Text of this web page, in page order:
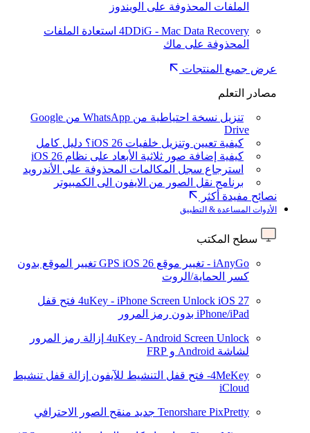
الملفات المحذوفة على الويندوز
4DDiG - Mac Data Recovery استعادة الملفات
المحذوفة على ماك
عرض جميع المنتجات
مصادر التعلم
تنزيل نسخة احتياطية من WhatsApp من Google
Drive
كيفية تعيين وتنزيل خلفيات iOS 26؟ دليل كامل
كيفية إضافة صور ثلاثية الأبعاد على نظام iOS 26
استرجاع سجل المكالمات المحذوفة على الأندرويد
برنامج نقل الصور من الايفون الى الكمبيوتر
نصائح مفيدة أكثر
الأدوات المساعدة & التطبيق
سطح المكتب
iAnyGo - تغيير موقع GPS iOS 26
تغيير الموقع بدون
كسر الحماية/الروت
4uKey - iPhone Screen Unlock iOS 27
فتح قفل
iPhone/iPad بدون رمز المرور
4uKey - Android Screen Unlock إزالة رمز المرور
لشاشة Android و FRP
4MeKey- فتح قفل التنشيط للآيفون
إزالة قفل تنشيط
iCloud
Tenorshare PixPretty جديد منقح الصور الاحترافي